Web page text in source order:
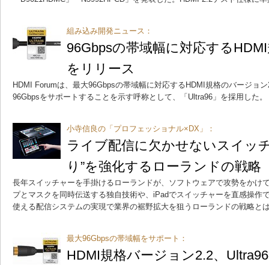
組み込み開発ニュース：
96Gbpsの帯域幅に対応する
をリリース
HDMI Forumは、最大96Gbpsの帯域幅に対応するHDMI規格のバージョ
96Gbpsをサポートすることを示す呼称として、「Ultra96」を採用した。
小寺信良の「プロフェッショナル×DX」：
ライブ配信に欠かせないスイッ
り”を強化するローランドの戦略
長年スイッチャーを手掛けるローランドが、ソフトウェアで攻勢をかけ
プとマスクを同時伝送する独自技術や、iPadでスイッチャーを直感操作
使える配信システムの実現で業界の裾野拡大を狙うローランドの戦略と
最大96Gbpsの帯域幅をサポート：
HDMI規格バージョン2.2、